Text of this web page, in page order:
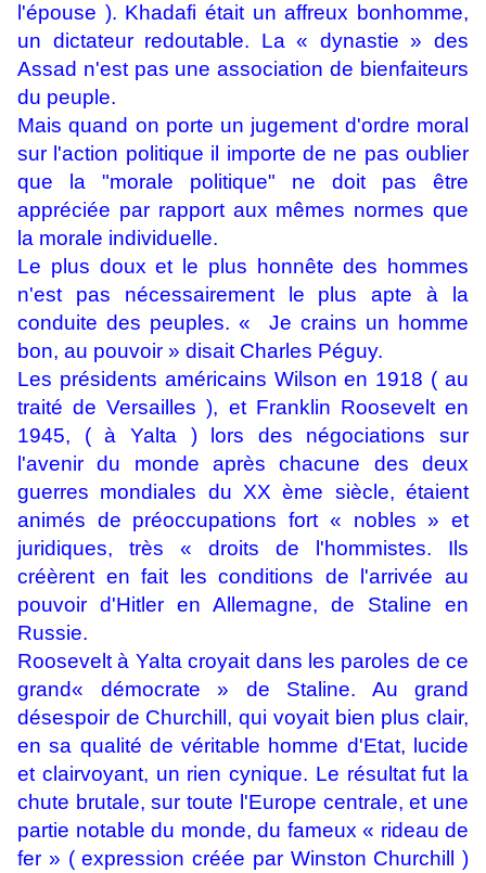
l'épouse ). Khadafi était un affreux bonhomme,
un dictateur redoutable. La « dynastie » des
Assad n'est pas une association de bienfaiteurs
du peuple.
Mais quand on porte un jugement d'ordre moral
sur l'action politique il importe de ne pas oublier
que la "morale politique" ne doit pas être
appréciée par rapport aux mêmes normes que
la morale individuelle.
Le plus doux et le plus honnête des hommes
n'est pas nécessairement le plus apte à la
conduite des peuples. « Je crains un homme
bon, au pouvoir » disait Charles Péguy.
Les présidents américains Wilson en 1918 ( au
traité de Versailles ), et Franklin Roosevelt en
1945, ( à Yalta ) lors des négociations sur
l'avenir du monde après chacune des deux
guerres mondiales du XX ème siècle, étaient
animés de préoccupations fort « nobles » et
juridiques, très « droits de l'hommistes. Ils
créèrent en fait les conditions de l'arrivée au
pouvoir d'Hitler en Allemagne, de Staline en
Russie.
Roosevelt à Yalta croyait dans les paroles de ce
grand« démocrate » de Staline. Au grand
désespoir de Churchill, qui voyait bien plus clair,
en sa qualité de véritable homme d'Etat, lucide
et clairvoyant, un rien cynique. Le résultat fut la
chute brutale, sur toute l'Europe centrale, et une
partie notable du monde, du fameux « rideau de
fer » ( expression créée par Winston Churchill )